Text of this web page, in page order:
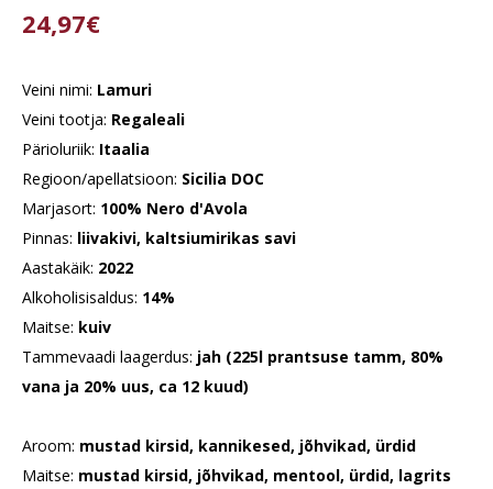
24,97€
Veini nimi: Lamuri
Veini tootja: Regaleali
Pärioluriik: Itaalia
Regioon/apellatsioon: Sicilia DOC
Marjasort: 100% Nero d'Avola
Pinnas: liivakivi, kaltsiumirikas savi
Aastakäik: 2022
Alkoholisisaldus: 14%
Maitse: kuiv
Tammevaadi laagerdus: jah (225l prantsuse tamm, 80%
vana ja 20% uus, ca 12 kuud)
Aroom: mustad kirsid, kannikesed, jõhvikad, ürdid
Maitse: mustad kirsid, jõhvikad, mentool, ürdid, lagrits